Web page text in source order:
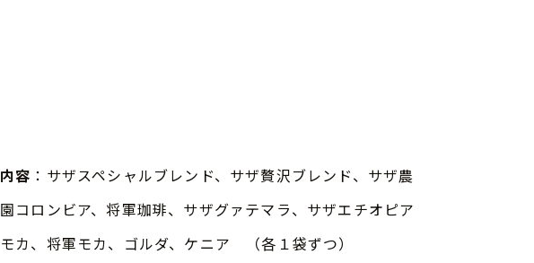
内容 ：サザスペシャルブレンド、サザ贅沢ブレンド、サザ農
園コロンビア、将軍珈琲、サザグァテマラ、サザエチオピア
モカ、将軍モカ、ゴルダ、ケニア （各１袋ずつ）